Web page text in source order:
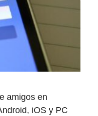
amigos en
iOS y PC